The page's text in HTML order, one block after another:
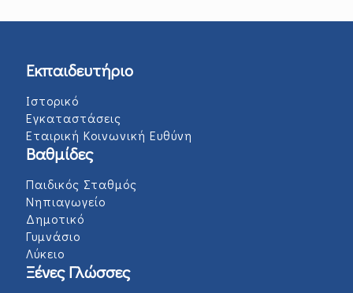
Εκπαιδευτήριο
Ιστορικό
Εγκαταστάσεις
Εταιρική Κοινωνική Ευθύνη
Βαθμίδες
Παιδικός Σταθμός
Νηπιαγωγείο
Δημοτικό
Γυμνάσιο
Λύκειο
Ξένες Γλώσσες